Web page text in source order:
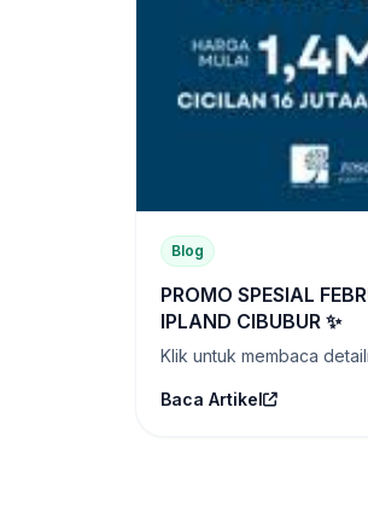
Blog
PROMO SPESIAL
IPLAND CIBUBUR ✨
Klik untuk membaca
Baca Artikel